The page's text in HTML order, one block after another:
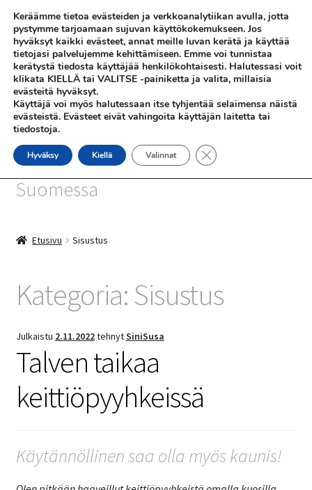
Siirry
navigointiin
Siirry
sisältöön
Valikko
SHOP
INFO
SiniSusan kortit painetaan
Suomessa
Etusivu Sisustus
Kategoria: Sisustus
Julkaistu 2.11.2022tehnytSiniSusa
Talven taikaa
keittiöpyyhkeissä
Käytännöllinen saa olla myös kaunis!
Keräämme tietoa evästeiden ja verkkoanalytiikan avulla, jotta
pystymme tarjoamaan sujuvan käyttökokemukseen. Jos
hyväksyt kaikki evästeet, annat meille luvan kerätä ja käyttää
tietojasi palvelujemme kehittämiseen. Emme voi tunnistaa
kerätystä tiedosta käyttäjää henkilökohtaisesti. Halutessasi voit
klikata KIELLÄ tai VALITSE -painiketta ja valita, millaisia
evästeitä hyväksyt.
Käyttäjä voi myös halutessaan itse tyhjentää selaimensa näistä
evästeistä. Evästeet eivät vahingoita käyttäjän laitetta tai
tiedostoja.
Hyväksy Kiellä Valinnat Sulje evästebanneri